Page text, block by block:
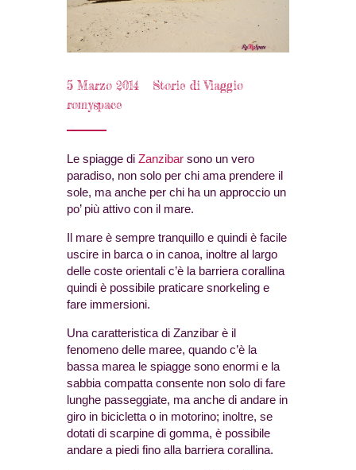
5 Marzo 2014
Storie di Viaggio
romyspace
Le spiagge di Zanzibar sono un vero
paradiso, non solo per chi ama prendere il
sole, ma anche per chi ha un approccio un
po’ più attivo con il mare.
Il mare è sempre tranquillo e quindi è facile
uscire in barca o in canoa, inoltre al largo
delle coste orientali c’è la barriera corallina
quindi è possibile praticare snorkeling e
fare immersioni.
Una caratteristica di Zanzibar è il
fenomeno delle maree, quando c’è la
bassa marea le spiagge sono enormi e la
sabbia compatta consente non solo di fare
lunghe passeggiate, ma anche di andare in
giro in bicicletta o in motorino; inoltre, se
dotati di scarpine di gomma, è possibile
andare a piedi fino alla barriera corallina.